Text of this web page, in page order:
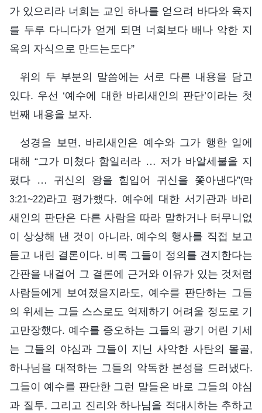
가 있으리라 너희는 교인 하나를 얻으려 바다와 육지
를 두루 다니다가 얻게 되면 너희보다 배나 악한 지
옥의 자식으로 만드는도다”
위의 두 부분의 말씀에는 서로 다른 내용을 담고
있다. 우선 ‘예수에 대한 바리새인의 판단’이라는 첫
번째 내용을 보자.
성경을 보면, 바리새인은 예수와 그가 행한 일에
대해 “그가 미쳤다 함일러라 … 저가 바알세불을 지
폈다 … 귀신의 왕을 힘입어 귀신을 쫓아낸다”(막
3:21~22)라고 평가했다. 예수에 대한 서기관과 바리
새인의 판단은 다른 사람을 따라 말하거나 터무니없
이 상상해 낸 것이 아니라, 예수의 행사를 직접 보고
듣고 내린 결론이다. 비록 그들이 정의를 견지한다는
간판을 내걸어 그 결론에 근거와 이유가 있는 것처럼
사람들에게 보여졌을지라도, 예수를 판단하는 그들
의 위세는 그들 스스로도 억제하기 어려울 정도로 기
고만장했다. 예수를 증오하는 그들의 광기 어린 기세
는 그들의 야심과 그들이 지닌 사악한 사탄의 몰골,
하나님을 대적하는 그들의 악독한 본성을 드러냈다.
그들이 예수를 판단한 그런 말들은 바로 그들의 야심
과 질투, 그리고 진리와 하나님을 적대시하는 추하고